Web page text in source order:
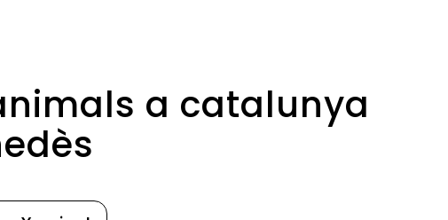
a catalunya